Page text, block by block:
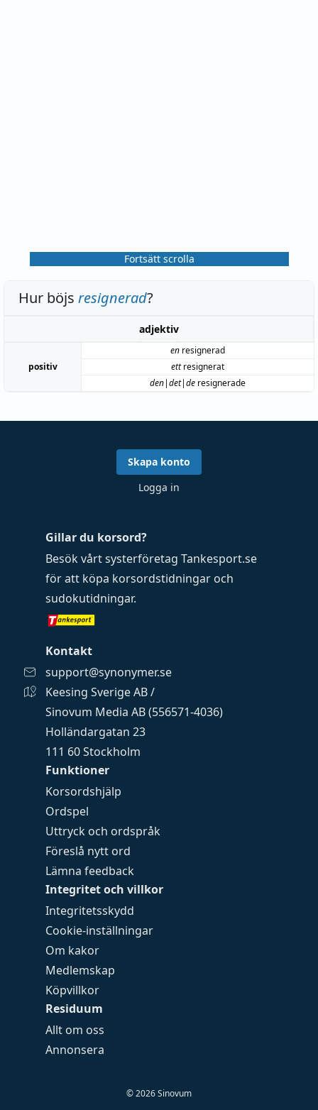
Fortsätt scrolla
Hur böjs resignerad?
adjektiv
positiv
en resignerad
ettresignerat
den|det|de resignerade
Funktioner
Korsordshjälp
Ordspel
Uttryck och ordspråk
Föreslå nytt ord
Lämna feedback
Integritet och villkor
Integritetsskydd
Cookie-inställningar
Om kakor
Medlemskap
Köpvillkor
Residuum
Allt om oss
Annonsera
Gillar du korsord?
Besök vårt systerföretag Tankesport.se
för att köpa korsordstidningar och
sudokutidningar.
Kontakt
support@synonymer.se
Keesing Sverige AB /
Sinovum Media AB (556571-4036)
Holländargatan 23
111 60 Stockholm
Skapa konto
Logga in
©2026Sinovum